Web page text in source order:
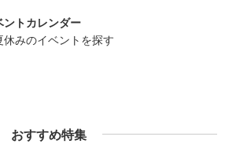
ントカレンダー
休みのイベントを探す
おすすめ特集